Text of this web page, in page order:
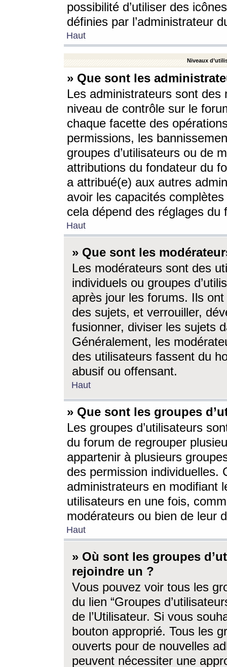
possibilité d’utiliser des
définies par l’administrateur
Haut
Niveaux
» Que sont les
Les administrateurs sont
niveau de contrôle sur le
chaque facette des
permissions, les
groupes d’utilisateurs ou de
attributions du fondateur du
a attribué(e) aux autres
avoir les capacités
cela dépend des réglages du
Haut
» Que sont les
Les modérateurs sont des
individuels ou groupes
après jour les forums. Ils ont
des sujets, et verrouiller,
fusionner, diviser les sujets
Généralement, les
des utilisateurs fassent du
abusif ou offensant.
Haut
» Que sont les groupes
Les groupes d’utilisateurs
du forum de regrouper
appartenir à plusieurs
des permission individuelles.
administrateurs en modifiant
utilisateurs en une fois,
modérateurs ou bien de leur
Haut
» Où sont les groupes
rejoindre un ?
Vous pouvez voir tous les
du lien “Groupes
de l’Utilisateur. Si vous
bouton approprié. Tous les
ouverts pour de nouvelles
peuvent nécessiter une